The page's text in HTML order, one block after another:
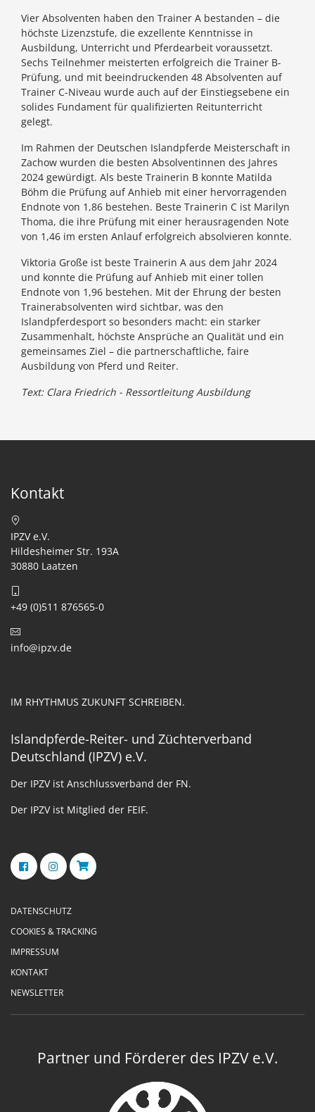
Vier Absolventen haben den Trainer A bestanden – die
höchste Lizenzstufe, die exzellente Kenntnisse in
Ausbildung, Unterricht und Pferdearbeit voraussetzt.
Sechs Teilnehmer meisterten erfolgreich die Trainer B-
Prüfung, und mit beeindruckenden 48 Absolventen auf
Trainer C-Niveau wurde auch auf der Einstiegsebene ein
solides Fundament für qualifizierten Reitunterricht
gelegt.
Im Rahmen der Deutschen Islandpferde Meisterschaft in
Zachow wurden die besten Absolventinnen des Jahres
2024 gewürdigt. Als beste Trainerin B konnte Matilda
Böhm die Prüfung auf Anhieb mit einer hervorragenden
Endnote von 1,86 bestehen. Beste Trainerin C ist Marilyn
Thoma, die ihre Prüfung mit einer herausragenden Note
von 1,46 im ersten Anlauf erfolgreich absolvieren konnte.
Viktoria Große ist beste Trainerin A aus dem Jahr 2024
und konnte die Prüfung auf Anhieb mit einer tollen
Endnote von 1,96 bestehen. Mit der Ehrung der besten
Trainerabsolventen wird sichtbar, was den
Islandpferdesport so besonders macht: ein starker
Zusammenhalt, höchste Ansprüche an Qualität und ein
gemeinsames Ziel – die partnerschaftliche, faire
Ausbildung von Pferd und Reiter.
Text: Clara Friedrich - Ressortleitung Ausbildung
Kontakt
IPZV e.V.
Hildesheimer Str. 193A
30880 Laatzen
+49 (0)511 876565-0
info@ipzv.de
IM RHYTHMUS ZUKUNFT SCHREIBEN.
Islandpferde-Reiter- und Züchterverband
Deutschland (IPZV) e.V.
Der IPZV ist Anschlussverband der FN.
Der IPZV ist Mitglied der FEIF.
DATENSCHUTZ
COOKIES & TRACKING
IMPRESSUM
KONTAKT
NEWSLETTER
Partner und Förderer des IPZV e.V.